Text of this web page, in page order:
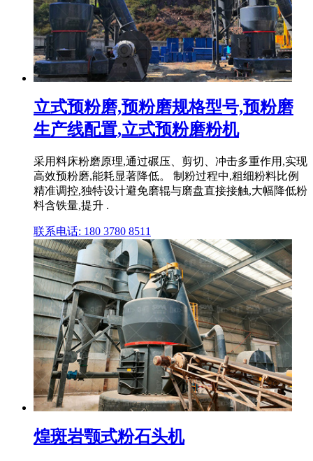
立式预粉磨,预粉磨规格型号,预粉磨
生产线配置,立式预粉磨粉机
采用料床粉磨原理,通过碾压、剪切、冲击多重作用,实现
高效预粉磨,能耗显著降低。 制粉过程中,粗细粉料比例
精准调控,独特设计避免磨辊与磨盘直接接触,大幅降低粉
料含铁量,提升 .
联系电话: 180 3780 8511
煌斑岩颚式粉石头机